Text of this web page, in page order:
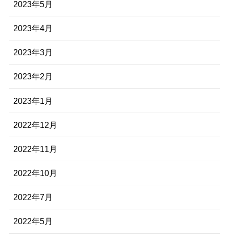
2023年5月
2023年4月
2023年3月
2023年2月
2023年1月
2022年12月
2022年11月
2022年10月
2022年7月
2022年5月